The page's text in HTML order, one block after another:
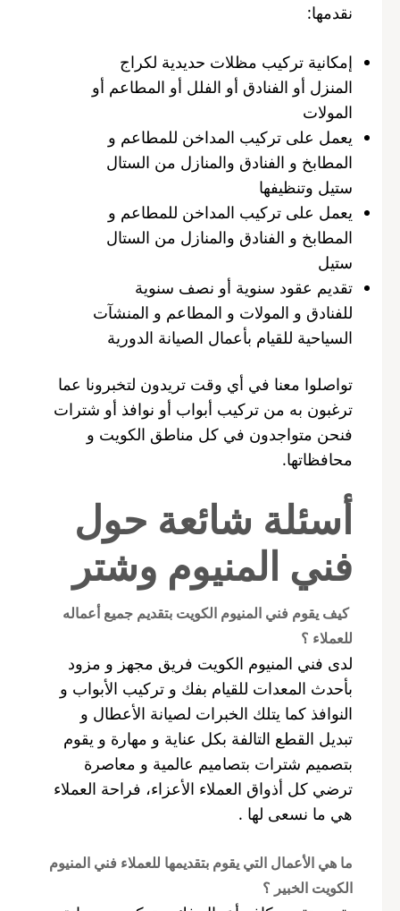
نقدمها:
إمكانية تركيب مظلات حديدية لكراج
المنزل أو الفنادق أو الفلل أو المطاعم أو
المولات
يعمل على تركيب المداخن للمطاعم و
المطابخ و الفنادق والمنازل من الستال
ستيل وتنظيفها
يعمل على تركيب المداخن للمطاعم و
المطابخ و الفنادق والمنازل من الستال
ستيل
تقديم عقود سنوية أو نصف سنوية
للفنادق و المولات و المطاعم و المنشآت
السياحية للقيام بأعمال الصيانة الدورية
تواصلوا معنا في أي وقت تريدون لتخبرونا عما
ترغبون به من تركيب أبواب أو نوافذ أو شترات
فنحن متواجدون في كل مناطق الكويت و
محافظاتها.
أسئلة شائعة حول
فني المنيوم وشتر
كيف يقوم فني المنيوم الكويت بتقديم جميع أعماله
للعملاء ؟
لدى فني المنيوم الكويت فريق مجهز و مزود
بأحدث المعدات للقيام بفك و تركيب الأبواب و
النوافذ كما يتلك الخبرات لصيانة الأعطال و
تبديل القطع التالفة بكل عناية و مهارة و يقوم
بتصميم شترات بتصاميم عالمية و معاصرة
ترضي كل أذواق العملاء الأعزاء، فراحة العملاء
هي ما نسعى لها .
ما هي الأعمال التي يقوم بتقديمها للعملاء فني المنيوم
الكويت الخبير ؟